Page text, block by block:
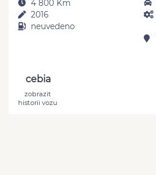
4 800 Km
2016
neuvedeno
cebia
zobrazit
historii vozu